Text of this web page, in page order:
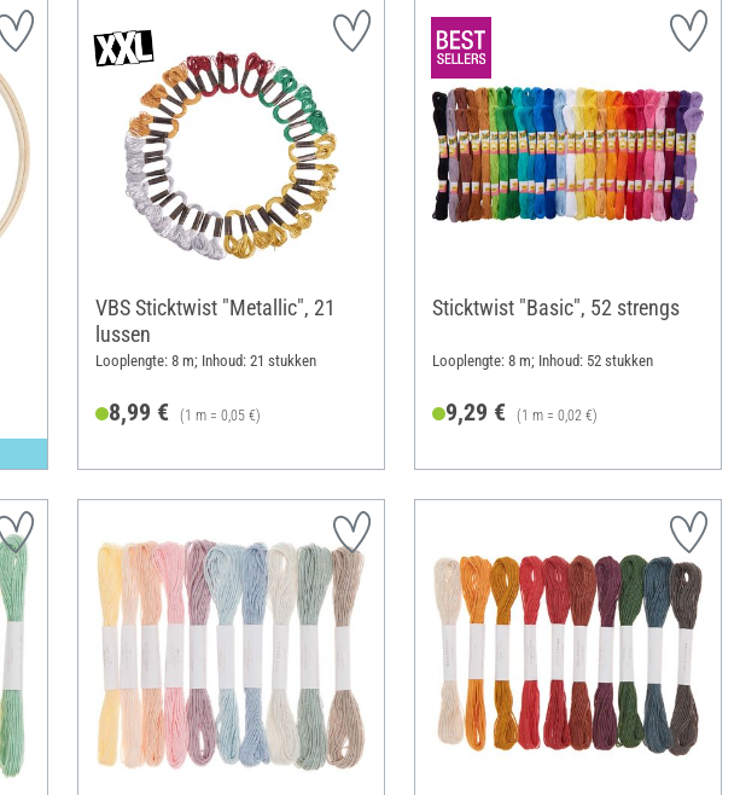
VBS Sticktwist "Metallic", 21
lussen
Looplengte: 8 m; Inhoud: 21 stukken
8,99 € (1 m = 0,05 €)
Sticktwist "Basic", 52 strengs
Looplengte: 8 m; Inhoud: 52 stukken
9,29 € (1 m = 0,02 €)